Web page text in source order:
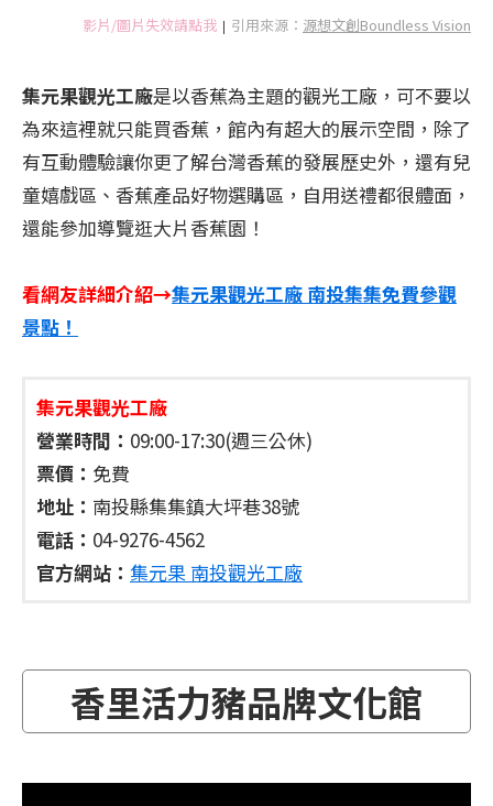
影片/圖片失效請點我 | 引用來源： 源想文創Boundless Vision
集元果觀光工廠是以香蕉為主題的觀光工廠，可不要以
為來這裡就只能買香蕉，館內有超大的展示空間，除了
有互動體驗讓你更了解台灣香蕉的發展歷史外，還有兒
童嬉戲區、香蕉產品好物選購區，自用送禮都很體面，
還能參加導覽逛大片香蕉園！
看網友詳細介紹→集元果觀光工廠 南投集集免費參觀
景點！
集元果觀光工廠
營業時間： 09:00-17:30(週三公休)
票價： 免費
地址： 南投縣集集鎮大坪巷38號
電話： 04-9276-4562
官方網站： 集元果 南投觀光工廠
香里活力豬品牌文化館